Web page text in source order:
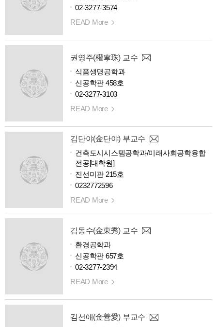
02-3277-3574
READ More
권영주(權寧珠) 교수
식품생명공학과
신공학관 458호
02-3277-3103
READ More
김단야(金단야) 부교수
건축도시시스템공학과/미래사회공학융합
전공[대학원]
진선미관 215호
0232772596
READ More
김동수(金東秀) 교수
환경공학과
신공학관 657호
02-3277-2394
READ More
김선애(金善愛) 부교수